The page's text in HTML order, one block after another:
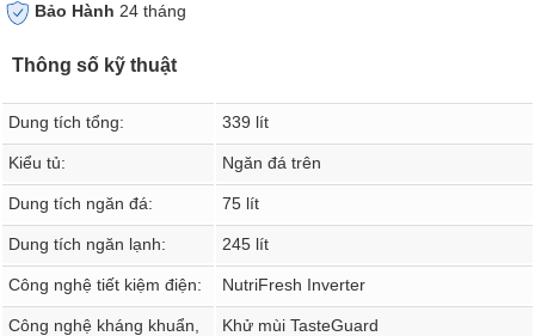
Bảo Hành 24 tháng
Thông số kỹ thuật
Dung tích tổng: 339 lít
Kiểu tủ: Ngăn đá trên
Dung tích ngăn đá: 75 lít
Dung tích ngăn lạnh: 245 lít
Công nghệ tiết kiệm điện: NutriFresh Inverter
Công nghệ kháng khuẩn,
Khử mùi TasteGuard